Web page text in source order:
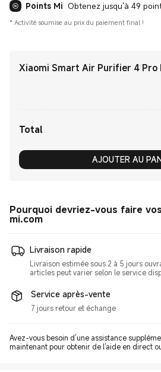
Points Mi Obtenez jusqu'à 49
* Activité soumise au prix du paiement final !
Xiaomi Smart Air Purifier 4 Pro
Total
AJOUTER AU
Pourquoi devriez-vous faire
mi.com
Livraison rapide
Livraison estimée sous 2 à 5 jours
articles peut varier selon le service
Service après-vente
7 jours retour et échange
Avez-vous besoin d’une assistance
maintenant pour obtenir de l’aide en direct